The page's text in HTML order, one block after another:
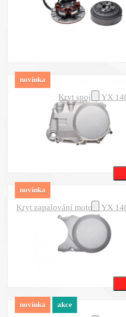
Kryt spojky YX
novinka
Kryt zapalování motoru YX
novinka
novinka akce